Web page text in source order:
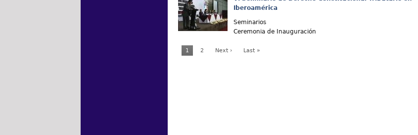
Iberoamérica
Seminarios
Ceremonia de Inauguración
1 2 Next › Last »